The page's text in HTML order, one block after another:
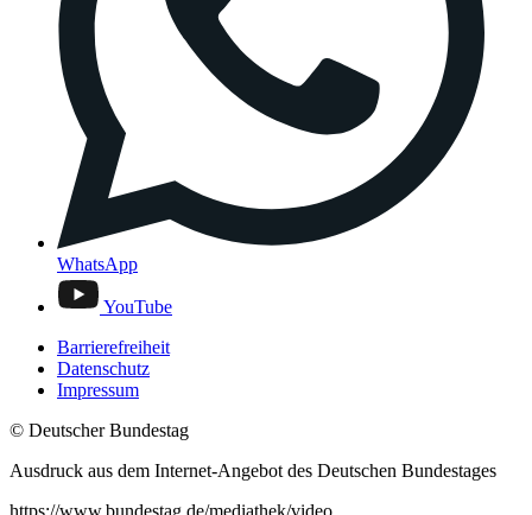
WhatsApp
YouTube
Barrierefreiheit
Datenschutz
Impressum
© Deutscher Bundestag
Ausdruck aus dem Internet-Angebot des Deutschen Bundestages
https://www.bundestag.de/mediathek/video